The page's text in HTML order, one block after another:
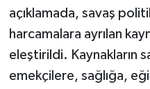
açıklamada, savaş
harcamalara ayrılan
eleştirildi. Kaynakların
emekçilere, sağlığa,